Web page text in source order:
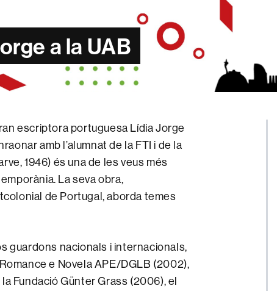
a la UAB
escriptora portuguesa Lídia Jorge
amb l’alumnat de la FTI i de la
1946) és una de les veus més
La seva obra,
de Portugal, aborda temes
guardons nacionals i internacionals,
e Novela APE/DGLB (2002),
Fundació Günter Grass (2006), el